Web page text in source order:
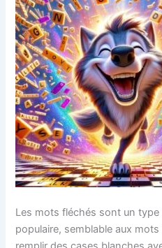
Les mots fléchés sont un
populaire, semblable aux